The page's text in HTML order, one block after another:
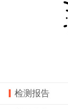
检测报告